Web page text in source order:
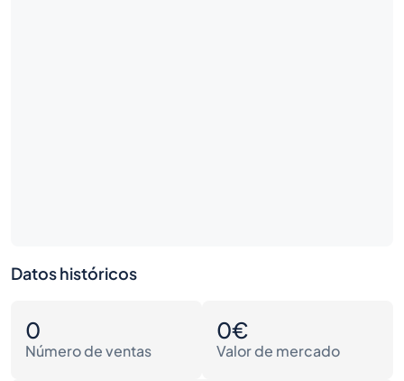
Datos históricos
0
Número de ventas
0€
Valor de mercado